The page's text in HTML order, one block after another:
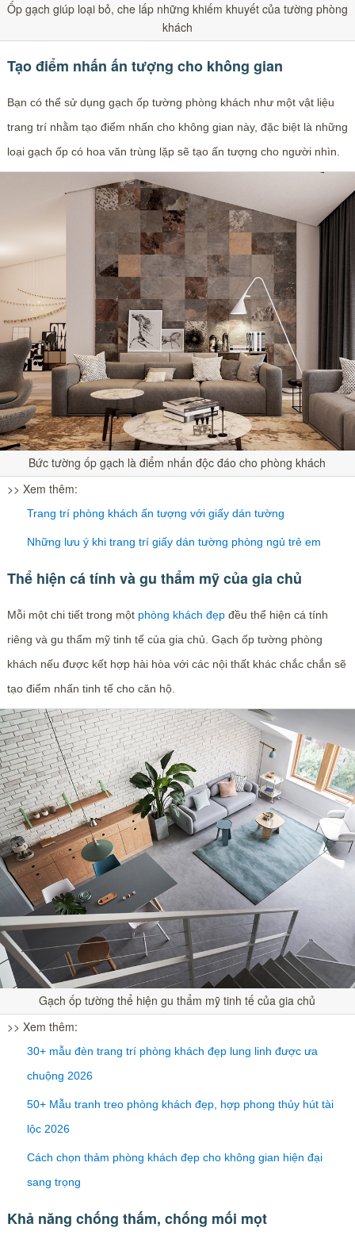
Ốp gạch giúp loại bỏ, che lấp những khiếm khuyết của tường phòng
khách
Tạo điểm nhấn ấn tượng cho không gian
Bạn có thể sử dụng gạch ốp tường phòng khách như một vật liệu
trang trí nhằm tạo điểm nhấn cho không gian này, đặc biệt là những
loại gạch ốp có hoa văn trùng lặp sẽ tạo ấn tượng cho người nhìn.
Bức tường ốp gạch là điểm nhấn độc đáo cho phòng khách
>> Xem thêm:
Trang trí phòng khách ấn tượng với giấy dán tường
Những lưu ý khi trang trí giấy dán tường phòng ngủ trẻ em
Thể hiện cá tính và gu thẩm mỹ của gia chủ
Mỗi một chi tiết trong một phòng khách đẹpđều thể hiện cá tính
riêng và gu thẩm mỹ tinh tế của gia chủ. Gạch ốp tường phòng
khách nếu được kết hợp hài hòa với các nội thất khác chắc chắn sẽ
tạo điểm nhấn tinh tế cho căn hộ.
Gạch ốp tường thể hiện gu thẩm mỹ tinh tế của gia chủ
>> Xem thêm:
30+ mẫu đèn trang trí phòng khách đẹp lung linh được ưa
chuộng 2026
50+ Mẫu tranh treo phòng khách đẹp, hợp phong thủy hút tài
lộc 2026
Cách chọn thảm phòng khách đẹp cho không gian hiện đại
sang trọng
Khả năng chống thấm, chống mối mọt